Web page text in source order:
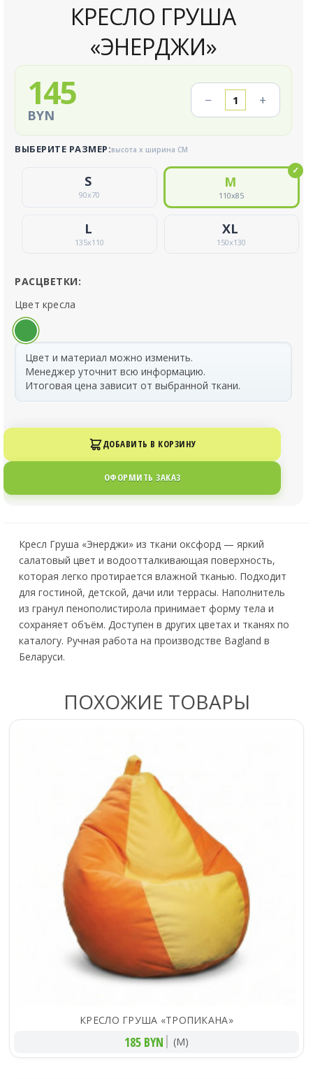
КРЕСЛО ГРУША
«ЭНЕРДЖИ»
145
BYN
− +
ВЫБЕРИТЕ РАЗМЕР:высота x ширина СМ
90x70 110x85
135x110 150x130
РАСЦВЕТКИ:
Цвет кресла
Цвет и материал можно изменить.
Менеджер уточнит всю информацию.
Итоговая цена зависит от выбранной ткани.
ДОБАВИТЬ В КОРЗИНУ
ОФОРМИТЬ ЗАКАЗ
Кресл Груша «Энерджи» из ткани оксфорд — яркий
салатовый цвет и водоотталкивающая поверхность,
которая легко протирается влажной тканью. Подходит
для гостиной, детской, дачи или террасы. Наполнитель
из гранул пенополистирола принимает форму тела и
сохраняет объём. Доступен в других цветах и тканях по
каталогу. Ручная работа на производстве Bagland в
Беларуси.
ПОХОЖИЕ ТОВАРЫ
КРЕСЛО ГРУША «ТРОПИКАНА»
185 BYN (M)